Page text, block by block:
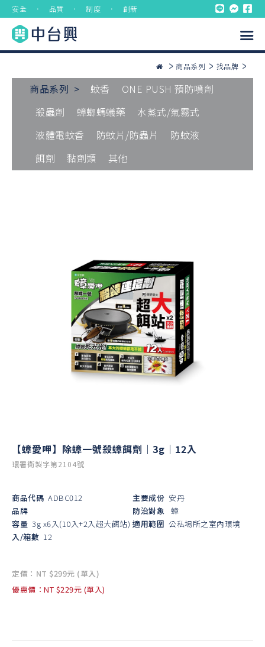
安全 ． 品質 ． 制度 ． 創新
商品系列 找品牌
商品系列 > 蚊香
ONE PUSH 預防噴劑
殺蟲劑
蟑螂螞蟻藥
水蒸式/氣霧式
液體電蚊香
防蚊片/防蟲片
防蚊液
餌劑
黏劑類 其他
【蟑愛呷】除蟑一號殺蟑餌劑｜3g｜12入
環署衛製字第2104號
商品代碼 ADBC012
品牌
容量 3g x6入(10入+2入超大餌站)
入/箱數 12
主要成份 安丹
防治對象 蟑
適用範圍 公私場所之室內環境
定價：NT $299元 (單入)
優惠價：NT $229元 (單入)